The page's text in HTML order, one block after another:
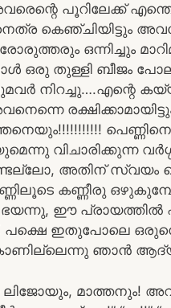
പൂറിലേക്ക്
കെഞ്ചിയിട്ടും
ഒന്നിച്ചും
ഒരു തുള്ളി ബീജം
നിറച്ചു….എന്റെ
പെണ്ണിനെ
വിചാരിക്കുന്ന
അതിന് സ്വയം
കണ്ണീരു
ഈ പ്രായത്തിൽ
പക്ഷെ ഇതുപോലെ
ഞാൻ
മാത്തനും!